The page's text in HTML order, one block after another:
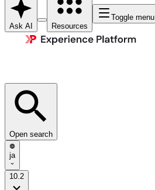
Ask AI Resources
Toggle menu
Open search
ja
10.2